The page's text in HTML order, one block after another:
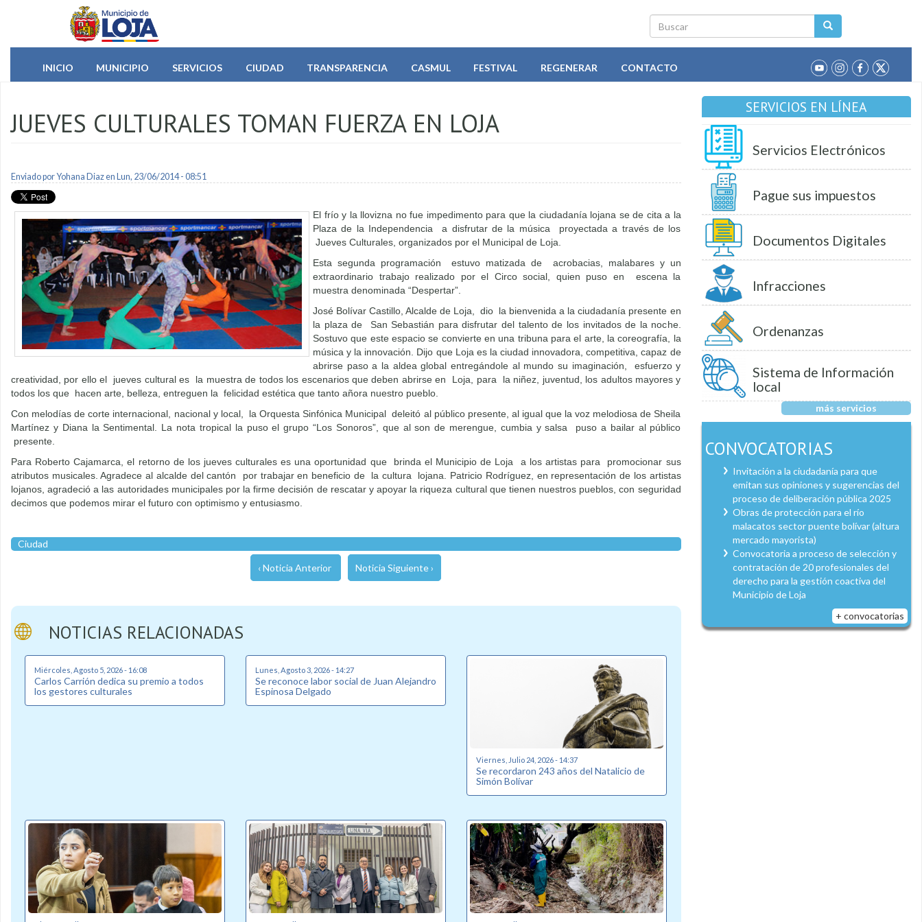
Pasar al contenido principal
Buscar
INICIO
MUNICIPIO SERVICIOS CIUDAD TRANSPARENCIA CASMUL FESTIVAL REGENERAR CONTACTO
JUEVES CULTURALES TOMAN FUERZA EN LOJA
Enviado porYohana Diazen Lun, 23/06/2014 - 08:51
El frío y la llovizna no fue impedimento para que la ciudadanía lojana se de cita a la
Plaza de la Independencia a disfrutar de la música proyectada a través de los
Jueves Culturales, organizados por el Municipal de Loja.
Esta segunda programación estuvo matizada de acrobacias, malabares y un
extraordinario trabajo realizado por el Circo social, quien puso en escena la
muestra denominada “Despertar”.
José Bolívar Castillo, Alcalde de Loja, dio la bienvenida a la ciudadanía presente en
la plaza de San Sebastián para disfrutar del talento de los invitados de la noche.
Sostuvo que este espacio se convierte en una tribuna para el arte, la coreografía, la
música y la innovación. Dijo que Loja es la ciudad innovadora, competitiva, capaz de
abrirse paso a la aldea global entregándole al mundo su imaginación, esfuerzo y
creatividad, por ello el jueves cultural es la muestra de todos los escenarios que deben abrirse en Loja, para la niñez, juventud, los adultos mayores y
todos los que hacen arte, belleza, entreguen la felicidad estética que tanto añora nuestro pueblo.
Con melodías de corte internacional, nacional y local, la Orquesta Sinfónica Municipal deleitó al público presente, al igual que la voz melodiosa de Sheila
Martínez y Diana la Sentimental. La nota tropical la puso el grupo “Los Sonoros”, que al son de merengue, cumbia y salsa puso a bailar al público
presente.
Para Roberto Cajamarca, el retorno de los jueves culturales es una oportunidad que brinda el Municipio de Loja a los artistas para promocionar sus
atributos musicales. Agradece al alcalde del cantón por trabajar en beneficio de la cultura lojana. Patricio Rodríguez, en representación de los artistas
lojanos, agradeció a las autoridades municipales por la firme decisión de rescatar y apoyar la riqueza cultural que tienen nuestros pueblos, con seguridad
decimos que podemos mirar el futuro con optimismo y entusiasmo.
Ciudad
‹ Noticia Anterior Noticia Siguiente ›
NOTICIAS RELACIONADAS
Miércoles, Agosto 5, 2026 - 16:08
Carlos Carrión dedica su premio a todos
los gestores culturales
Lunes, Agosto 3, 2026 - 14:27
Se reconoce labor social de Juan Alejandro
Espinosa Delgado
Viernes, Julio 24, 2026 - 14:37
Se recordaron 243 años del Natalicio de
Simón Bolívar
SERVICIOS EN LÍNEA
Servicios Electrónicos
Pague sus impuestos
Documentos Digitales
Infracciones
Ordenanzas
Sistema de Información
local
más servicios
CONVOCATORIAS
Invitación a la ciudadanía para que
emitan sus opiniones y sugerencias del
proceso de deliberación pública 2025
Obras de protección para el río
malacatos sector puente bolívar (altura
mercado mayorista)
Convocatoria a proceso de selección y
contratación de 20 profesionales del
derecho para la gestión coactiva del
Municipio de Loja
+ convocatorias